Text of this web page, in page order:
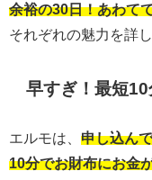
余裕の30日！あわて
それぞれの魅力を詳
早すぎ！最短10
エルモは、 申し込ん
10分でお財布にお金